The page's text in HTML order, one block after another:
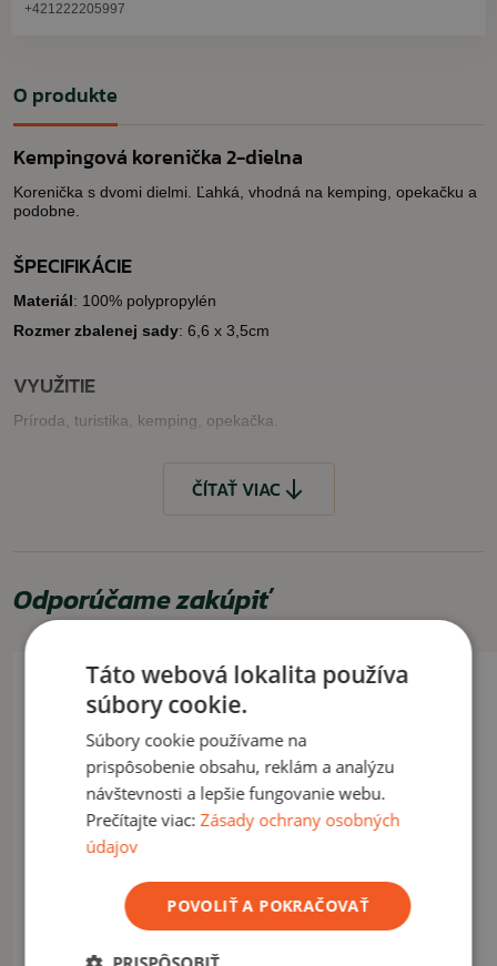
+421222205997
O produkte
Kempingová korenička 2-dielna
Korenička s dvomi dielmi. Ľahká, vhodná na kemping, opekačku a
podobne.
ŠPECIFIKÁCIE
Materiál: 100% polypropylén
Rozmer zbalenej sady: 6,6 x 3,5cm
VYUŽITIE
Príroda, turistika, kemping, opekačka.
ČÍTAŤ MENEJ
ČÍTAŤ VIAC
Odporúčame zakúpiť
Táto webová lokalita používa
súbory cookie.
Súbory cookie používame na
prispôsobenie obsahu, reklám a analýzu
návštevnosti a lepšie fungovanie webu.
Prečítajte viac:Zásady ochrany osobných
údajov
POVOLIŤ A POKRAČOVAŤ